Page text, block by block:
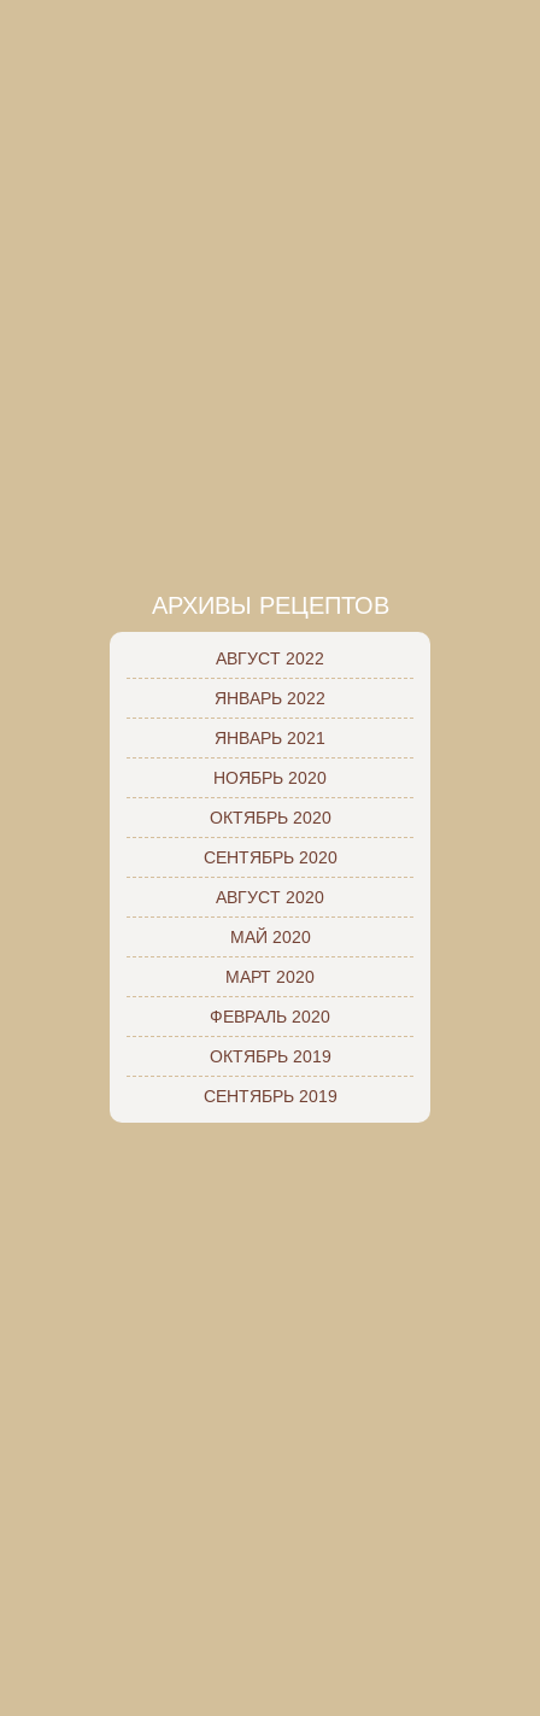
АРХИВЫ РЕЦЕПТОВ
АВГУСТ 2022
ЯНВАРЬ 2022
ЯНВАРЬ 2021
НОЯБРЬ 2020
ОКТЯБРЬ 2020
СЕНТЯБРЬ 2020
АВГУСТ 2020
МАЙ 2020
МАРТ 2020
ФЕВРАЛЬ 2020
ОКТЯБРЬ 2019
СЕНТЯБРЬ 2019